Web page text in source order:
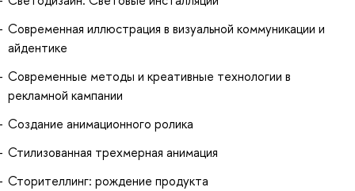
Современная иллюстрация в визуальной коммуникации и
айдентике
Современные методы и креативные технологии в
рекламной кампании
Создание анимационного ролика
Стилизованная трехмерная анимация
Сторителлинг: рождение продукта